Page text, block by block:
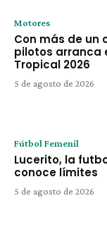
Motores
Con más de un
pilotos arranca
Tropical 2026
5 de agosto de 2026
Fútbol Femenil
Lucerito, la
conoce límites
5 de agosto de 2026